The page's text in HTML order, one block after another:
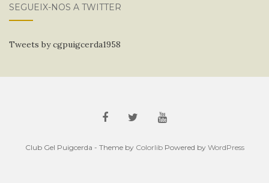
SEGUEIX-NOS A TWITTER
Tweets by cgpuigcerda1958
Club Gel Puigcerda - Theme by ColorlibPowered by WordPress